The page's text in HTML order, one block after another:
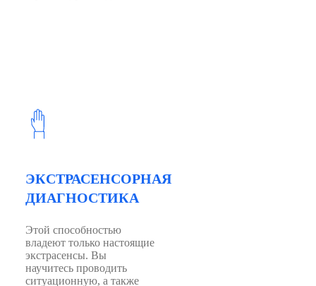
ЭКСТРАСЕНСОРНАЯ
ДИАГНОСТИКА
Этой способностью
владеют только настоящие
экстрасенсы. Вы
научитесь проводить
ситуационную, а также